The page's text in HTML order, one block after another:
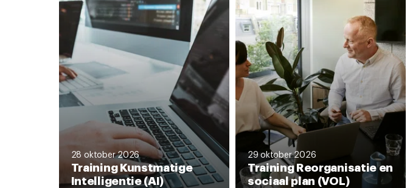
28 oktober 2026
Training Kunstmatige
Intelligentie (AI)
29 oktober 2026
Training Reorganisatie en
sociaal plan (VOL)